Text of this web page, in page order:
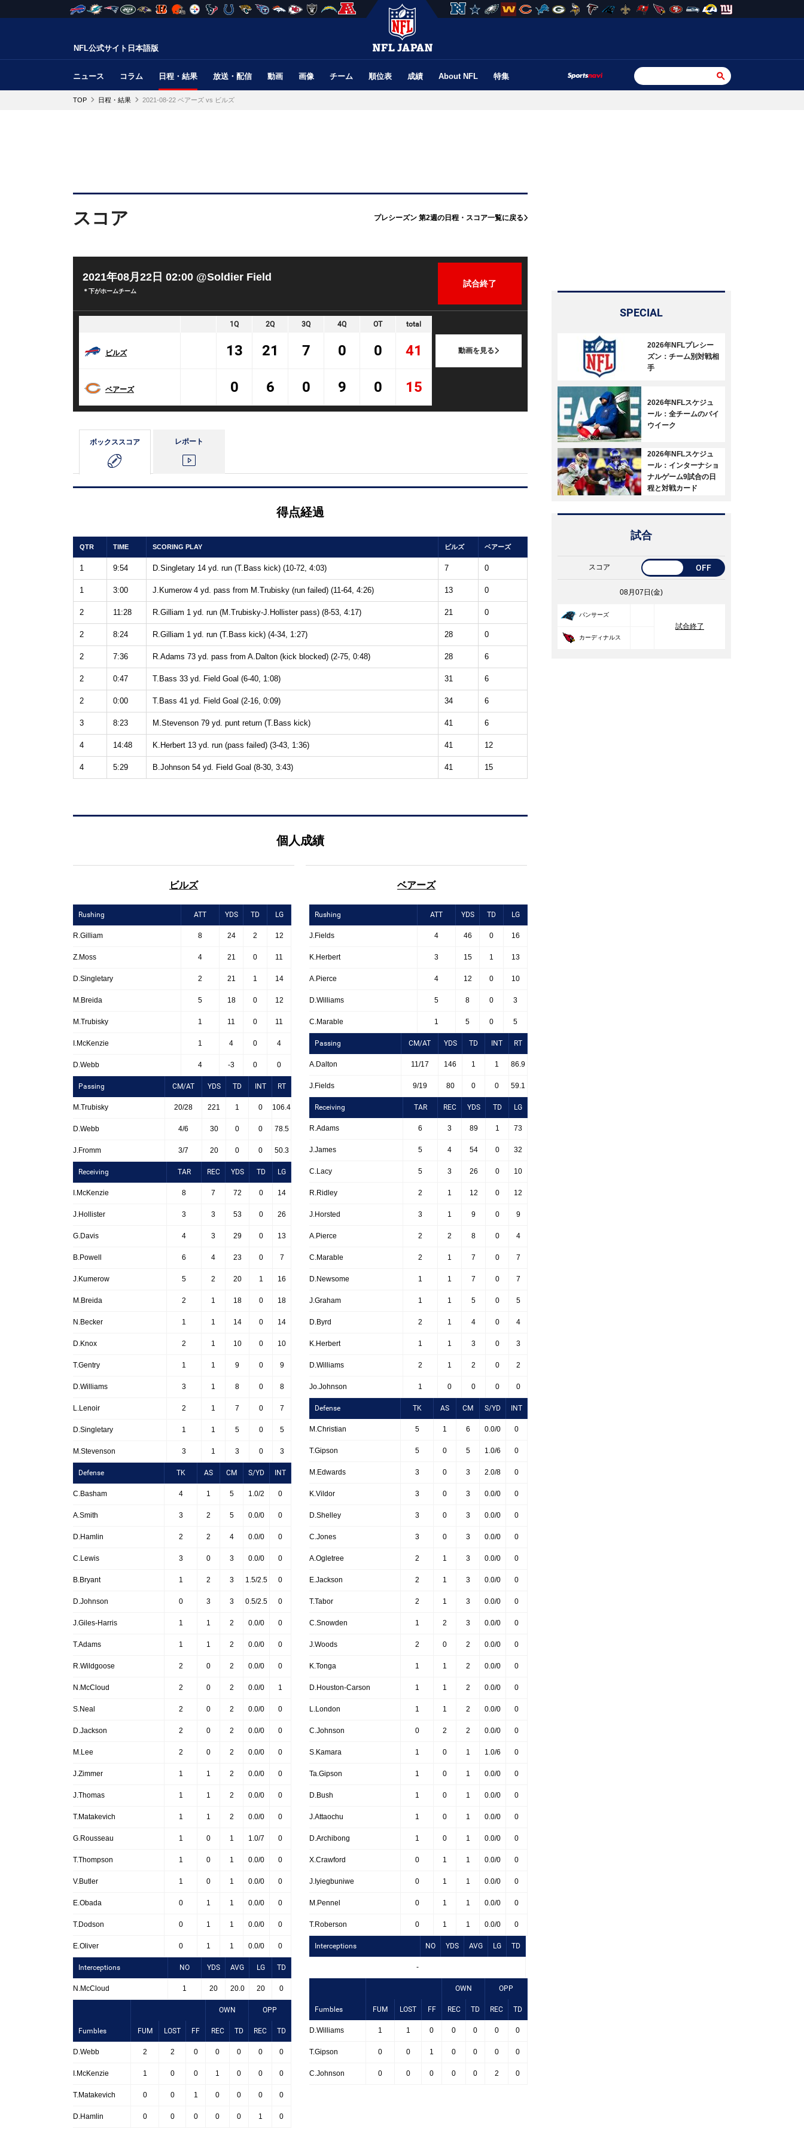
NFL公式サイト日本語版
ニュース コラム 日程・結果 放送・配信 動画 画像 チーム 順位表 成績 About NFL 特集
TOP 日程・結果 2021-08-22 ベアーズ vs ビルズ
スコア プレシーズン 第2週の日程・スコア一覧に戻る
2021年08月22日 02:00 @Soldier Field
＊下がホームチーム
試合終了
1Q 2Q 3Q 4Q OT total
ビルズ 13 21 7 0 0 41
ベアーズ 0 6 0 9 0 15
動画を見る
ボックススコア レポート
得点経過
QTR TIME SCORING PLAY ビルズ ベアーズ
1 9:54 D.Singletary 14 yd. run (T.Bass kick) (10-72, 4:03) 7 0
1 3:00 J.Kumerow 4 yd. pass from M.Trubisky (run failed) (11-64, 4:26) 13 0
2 11:28 R.Gilliam 1 yd. run (M.Trubisky-J.Hollister pass) (8-53, 4:17) 21 0
2 8:24 R.Gilliam 1 yd. run (T.Bass kick) (4-34, 1:27) 28 0
2 7:36 R.Adams 73 yd. pass from A.Dalton (kick blocked) (2-75, 0:48) 28 6
2 0:47 T.Bass 33 yd. Field Goal (6-40, 1:08) 31 6
2 0:00 T.Bass 41 yd. Field Goal (2-16, 0:09) 34 6
3 8:23 M.Stevenson 79 yd. punt return (T.Bass kick) 41 6
4 14:48 K.Herbert 13 yd. run (pass failed) (3-43, 1:36) 41 12
4 5:29 B.Johnson 54 yd. Field Goal (8-30, 3:43) 41 15
個人成績
ビルズ ベアーズ
Rushing ATT YDS TD LG
R.Gilliam 8 24 2 12
Z.Moss 4 21 0 11
D.Singletary 2 21 1 14
M.Breida 5 18 0 12
M.Trubisky 1 11 0 11
I.McKenzie 1 4 0 4
D.Webb 4 -3 0 0
Passing CM/AT YDS TD INT RT
M.Trubisky 20/28 221 1 0 106.4
D.Webb 4/6 30 0 0 78.5
J.Fromm 3/7 20 0 0 50.3
Receiving TAR REC YDS TD LG
I.McKenzie 8 7 72 0 14
J.Hollister 3 3 53 0 26
G.Davis 4 3 29 0 13
B.Powell 6 4 23 0 7
J.Kumerow 5 2 20 1 16
M.Breida 2 1 18 0 18
N.Becker 1 1 14 0 14
D.Knox 2 1 10 0 10
T.Gentry 1 1 9 0 9
D.Williams 3 1 8 0 8
L.Lenoir 2 1 7 0 7
D.Singletary 1 1 5 0 5
M.Stevenson 3 1 3 0 3
Defense TK AS CM S/YD INT
C.Basham 4 1 5 1.0/2 0
A.Smith 3 2 5 0.0/0 0
D.Hamlin 2 2 4 0.0/0 0
C.Lewis 3 0 3 0.0/0 0
B.Bryant 1 2 3 1.5/2.5 0
D.Johnson 0 3 3 0.5/2.5 0
J.Giles-Harris 1 1 2 0.0/0 0
T.Adams 1 1 2 0.0/0 0
R.Wildgoose 2 0 2 0.0/0 0
N.McCloud 2 0 2 0.0/0 1
S.Neal 2 0 2 0.0/0 0
D.Jackson 2 0 2 0.0/0 0
M.Lee 2 0 2 0.0/0 0
J.Zimmer 1 1 2 0.0/0 0
J.Thomas 1 1 2 0.0/0 0
T.Matakevich 1 1 2 0.0/0 0
G.Rousseau 1 0 1 1.0/7 0
T.Thompson 1 0 1 0.0/0 0
V.Butler 1 0 1 0.0/0 0
E.Obada 0 1 1 0.0/0 0
T.Dodson 0 1 1 0.0/0 0
E.Oliver 0 1 1 0.0/0 0
Interceptions NO YDS AVG LG TD
N.McCloud 1 20 20.0 20 0
OWN OPP
Fumbles FUM LOST FF REC TD REC TD
D.Webb 2 2 0 0 0 0 0
I.McKenzie 1 0 0 1 0 0 0
T.Matakevich 0 0 1 0 0 0 0
D.Hamlin 0 0 0 0 0 1 0
Rushing ATT YDS TD LG
J.Fields 4 46 0 16
K.Herbert 3 15 1 13
A.Pierce 4 12 0 10
D.Williams 5 8 0 3
C.Marable 1 5 0 5
Passing CM/AT YDS TD INT RT
A.Dalton 11/17 146 1 1 86.9
J.Fields 9/19 80 0 0 59.1
Receiving TAR REC YDS TD LG
R.Adams 6 3 89 1 73
J.James 5 4 54 0 32
C.Lacy 5 3 26 0 10
R.Ridley 2 1 12 0 12
J.Horsted 3 1 9 0 9
A.Pierce 2 2 8 0 4
C.Marable 2 1 7 0 7
D.Newsome 1 1 7 0 7
J.Graham 1 1 5 0 5
D.Byrd 2 1 4 0 4
K.Herbert 1 1 3 0 3
D.Williams 2 1 2 0 2
Jo.Johnson 1 0 0 0 0
Defense TK AS CM S/YD INT
M.Christian 5 1 6 0.0/0 0
T.Gipson 5 0 5 1.0/6 0
M.Edwards 3 0 3 2.0/8 0
K.Vildor 3 0 3 0.0/0 0
D.Shelley 3 0 3 0.0/0 0
C.Jones 3 0 3 0.0/0 0
A.Ogletree 2 1 3 0.0/0 0
E.Jackson 2 1 3 0.0/0 0
T.Tabor 2 1 3 0.0/0 0
C.Snowden 1 2 3 0.0/0 0
J.Woods 2 0 2 0.0/0 0
K.Tonga 1 1 2 0.0/0 0
D.Houston-Carson 1 1 2 0.0/0 0
L.London 1 1 2 0.0/0 0
C.Johnson 0 2 2 0.0/0 0
S.Kamara 1 0 1 1.0/6 0
Ta.Gipson 1 0 1 0.0/0 0
D.Bush 1 0 1 0.0/0 0
J.Attaochu 1 0 1 0.0/0 0
D.Archibong 1 0 1 0.0/0 0
X.Crawford 0 1 1 0.0/0 0
J.Iyiegbuniwe 0 1 1 0.0/0 0
M.Pennel 0 1 1 0.0/0 0
T.Roberson 0 1 1 0.0/0 0
Interceptions NO YDS AVG LG TD
-
OWN OPP
Fumbles FUM LOST FF REC TD REC TD
D.Williams 1 1 0 0 0 0 0
T.Gipson 0 0 1 0 0 0 0
C.Johnson 0 0 0 0 0 2 0
SPECIAL
2026年NFLプレシー
ズン：チーム別対戦相
手
2026年NFLスケジュ
ール：全チームのバイ
ウイーク
2026年NFLスケジュ
ール：インターナショ
ナルゲーム9試合の日
程と対戦カード
試合
スコア OFF
08月07日(金)
パンサーズ
試合終了
カーディナルス